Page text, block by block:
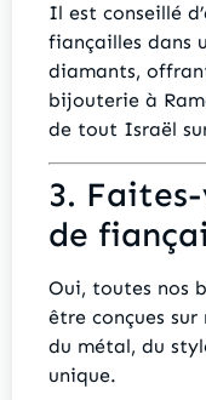
Il est conseillé
fiançailles dans
diamants,
bijouterie à
de tout Israël
3.
de
Oui, toutes nos
être conçues
du métal, du
unique.